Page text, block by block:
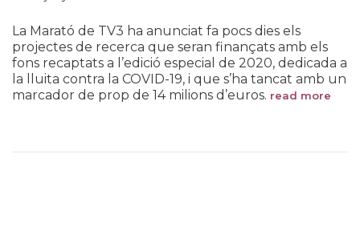
La Marató de TV3 ha anunciat fa pocs dies els
projectes de recerca que seran finançats amb els
fons recaptats a l’edició especial de 2020, dedicada a
la lluita contra la COVID-19, i que s’ha tancat amb un
marcador de prop de 14 milions d’euros. read more